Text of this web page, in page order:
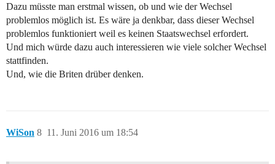
Dazu müsste man erstmal wissen, ob und wie der Wechsel
problemlos möglich ist. Es wäre ja denkbar, dass dieser Wechsel
problemlos funktioniert weil es keinen Staatswechsel erfordert.
Und mich würde dazu auch interessieren wie viele solcher Wechsel
stattfinden.
Und, wie die Briten drüber denken.
WiSon 11. Juni 2016 um 18:54
8